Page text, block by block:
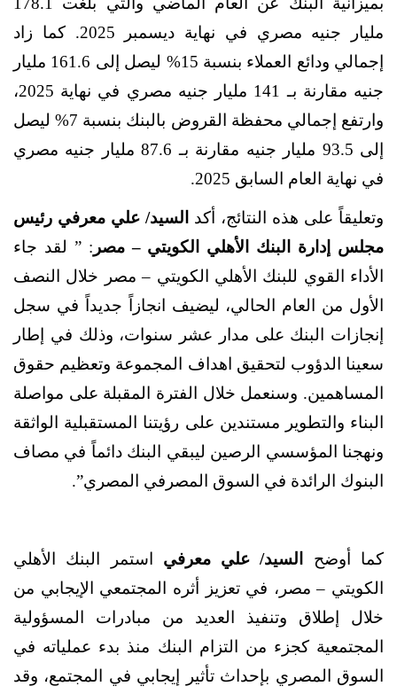
مليار جنيه مصري في نهاية ديسمبر 2025. كما زاد
إجمالي ودائع العملاء بنسبة 15% ليصل إلى 161.6 مليار
جنيه مقارنة بـ 141 مليار جنيه مصري في نهاية 2025،
وارتفع إجمالي محفظة القروض بالبنك بنسبة 7% ليصل
إلى 93.5 مليار جنيه مقارنة بـ 87.6 مليار جنيه مصري
في نهاية العام السابق 2025.
وتعليقاً على هذه النتائج، أكد
السيد/ علي معرفي رئيس
مجلس إدارة البنك الأهلي الكويتي – مصر : ” لقد جاء
الأداء القوي للبنك الأهلي الكويتي – مصر خلال النصف
الأول من العام الحالي، ليضيف انجازاً جديداً في سجل
إنجازات البنك على مدار عشر سنوات، وذلك في إطار
سعينا الدؤوب لتحقيق اهداف المجموعة وتعظيم حقوق
المساهمين. وسنعمل خلال الفترة المقبلة على مواصلة
البناء والتطوير مستندين على رؤيتنا المستقبلية الواثقة
ونهجنا المؤسسي الرصين ليبقي البنك دائماً في مصاف
البنوك الرائدة في السوق المصرفي المصري”.
كما أوضح السيد/ علي معرفي استمر البنك الأهلي
الكويتي – مصر، في تعزيز أثره المجتمعي الإيجابي من
خلال إطلاق وتنفيذ العديد من مبادرات المسؤولية
المجتمعية كجزء من التزام البنك منذ بدء عملياته في
السوق المصري بإحداث تأثير إيجابي في المجتمع، وقد